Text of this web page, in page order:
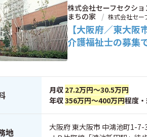
株式会社セーフセクシ
まちの家
株式会社セー
【大阪府／東大
介護福祉士の募集
月収 27.2万円～30.5万円
年収356万円～400万円程度
地
大阪府 東大阪市 中鴻池町1-7-